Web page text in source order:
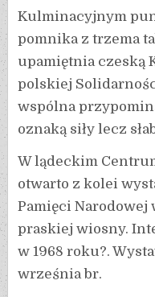
Kulminacyjnym
pomnika z trzema
upamiętnia czeską
polskiej
wspólna
oznaką siły lecz
W lądeckim
otwarto z kolei
Pamięci Narodowej
praskiej wiosny.
w 1968 roku?.
września br.